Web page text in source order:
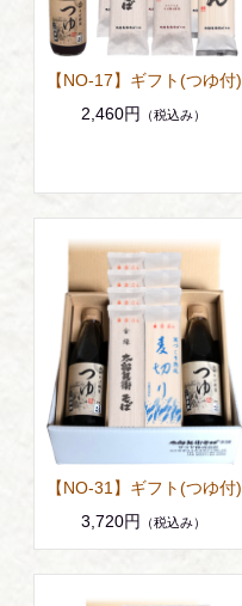
【NO-17】ギフト(つゆ付)
2,460円
（税込み）
【NO-31】ギフト(つゆ付)
3,720円
（税込み）